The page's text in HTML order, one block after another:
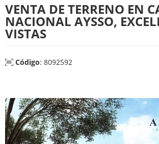
VENTA DE TERRENO EN
NACIONAL AYSSO,
VISTAS
Código: 8092592